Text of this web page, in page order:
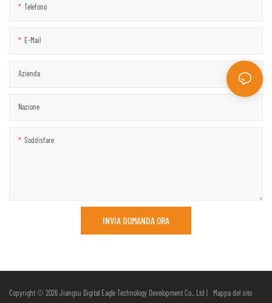
Telefono
E-Mail
Azienda
Nazione
Soddisfare
INVIA DOMANDA ORA
Copyright © 2026 Jiangsu Digital Eagle Technology Development Co., Ltd | Mappa del sito